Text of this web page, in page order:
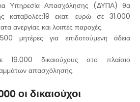
Υπηρεσία Απασχόλησης (ΔΥΠΑ) θα
καταβολές:19 εκατ. ευρώ σε 31.000
ανεργίας και λοιπές παροχές.
μητέρες για επιδοτούμενη άδεια
δικαιούχους στο πλαίσιο
απασχόλησης.
οι δικαιούχοι